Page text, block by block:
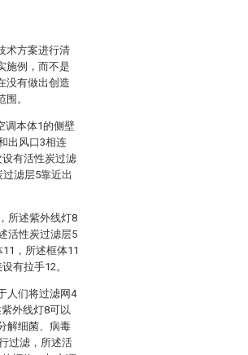
术方案进行清
施例，而不是
没有做出创造
。
调本体1的侧壁
出风口3相连
有活性炭过滤
滤层5靠近出
所述紫外线灯8
活性炭过滤层5
，所述框体11
有拉手12。
人们将过滤网4
外线灯8可以
解细菌、病毒
过滤，所述活